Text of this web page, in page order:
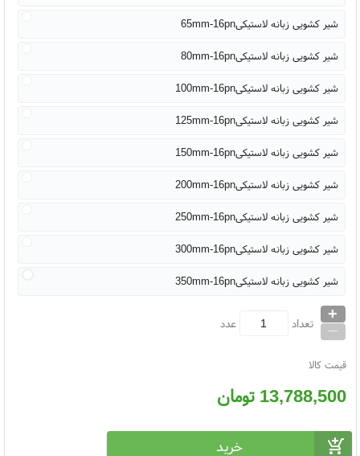
شیر کشویی زبانه لاستیکی65mm-16pn
شیر کشویی زبانه لاستیکی80mm-16pn
شیر کشویی زبانه لاستیکی100mm-16pn
شیر کشویی زبانه لاستیکی125mm-16pn
شیر کشویی زبانه لاستیکی150mm-16pn
شیر کشویی زبانه لاستیکی200mm-16pn
شیر کشویی زبانه لاستیکی250mm-16pn
شیر کشویی زبانه لاستیکی300mm-16pn
شیر کشویی زبانه لاستیکی350mm-16pn
تعداد +
_ عدد
قیمت کالا
13,788,500 تومان